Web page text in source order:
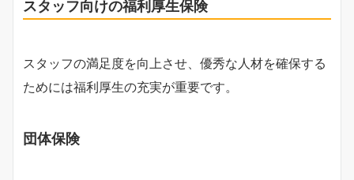
スタッフ向けの福利厚生保険
スタッフの満足度を向上させ、優秀な人材を確保する
ためには福利厚生の充実が重要です。
団体保険